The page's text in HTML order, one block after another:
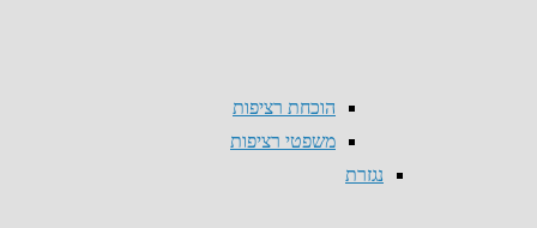
הוכחת רציפות
משפטי רציפות
נגזרת